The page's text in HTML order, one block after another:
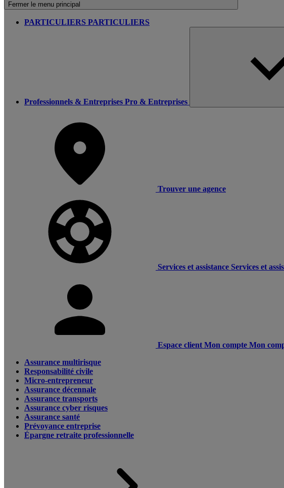
Fermer le menu principal
PARTICULIERS PARTICULIERS
Professionnels & Entreprises Pro & Entreprises
Trouver une agence
Services et assistance Services et
Espace client Mon compte Mon
Assurance multirisque
Responsabilité civile
Micro-entrepreneur
Assurance décennale
Assurance transports
Assurance cyber risques
Assurance santé
Prévoyance entreprise
Épargne retraite professionnelle